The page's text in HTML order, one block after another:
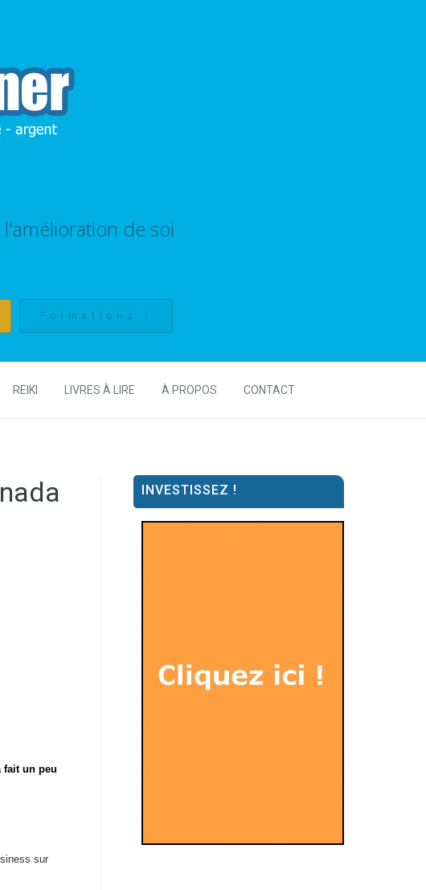
de soi
Formations !
REIKI LIVRES À LIRE À PROPOS CONTACT
fait un peu
sur
INVESTISSEZ !